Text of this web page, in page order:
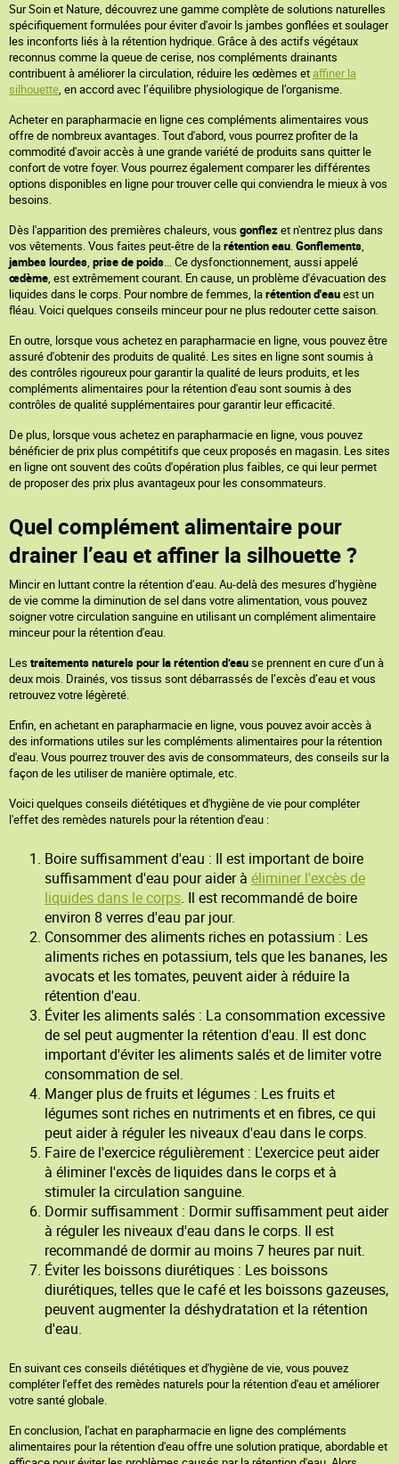
Sur Soin et Nature, découvrez une gamme complète de solutions naturelles
spécifiquement formulées pour éviter d'avoir ls jambes gonflées et soulager
les inconforts liés à la rétention hydrique. Grâce à des actifs végétaux
reconnus comme la queue de cerise, nos compléments drainants
contribuent à améliorer la circulation, réduire les œdèmes etaffiner la
silhouette, en accord avec l’équilibre physiologique de l’organisme.
Acheter en parapharmacie en ligne ces compléments alimentaires vous
offre de nombreux avantages. Tout d'abord, vous pourrez profiter de la
commodité d'avoir accès à une grande variété de produits sans quitter le
confort de votre foyer. Vous pourrez également comparer les différentes
options disponibles en ligne pour trouver celle qui conviendra le mieux à vos
besoins.
Dès l'apparition des premières chaleurs, vous gonflezet n'entrez plus dans
vos vêtements. Vous faites peut-être de larétention eau.Gonflements,
jambes lourdes, prise de poids... Ce dysfonctionnement, aussi appelé
œdème, est extrêmement courant. En cause, un problème d'évacuation des
liquides dans le corps. Pour nombre de femmes, larétention d'eauest un
fléau. Voici quelques conseils minceur pour ne plus redouter cette saison.
En outre, lorsque vous achetez en parapharmacie en ligne, vous pouvez être
assuré d'obtenir des produits de qualité. Les sites en ligne sont soumis à
des contrôles rigoureux pour garantir la qualité de leurs produits, et les
compléments alimentaires pour la rétention d'eau sont soumis à des
contrôles de qualité supplémentaires pour garantir leur efficacité.
De plus, lorsque vous achetez en parapharmacie en ligne, vous pouvez
bénéficier de prix plus compétitifs que ceux proposés en magasin. Les sites
en ligne ont souvent des coûts d'opération plus faibles, ce qui leur permet
de proposer des prix plus avantageux pour les consommateurs.
Quel complément alimentaire pour
drainer l’eau et affiner la silhouette ?
Mincir en luttant contre la rétention d’eau. Au-delà des mesures d’hygiène
de vie comme la diminution de sel dans votre alimentation, vous pouvez
soigner votre circulation sanguine en utilisant un complément alimentaire
minceur pour la rétention d'eau.
Les traitements naturels pour la rétention d’eause prennent en cure d’un à
deux mois. Drainés, vos tissus sont débarrassés de l’excès d’eau et vous
retrouvez votre légèreté.
Enfin, en achetant en parapharmacie en ligne, vous pouvez avoir accès à
des informations utiles sur les compléments alimentaires pour la rétention
d'eau. Vous pourrez trouver des avis de consommateurs, des conseils sur la
façon de les utiliser de manière optimale, etc.
Voici quelques conseils diététiques et d'hygiène de vie pour compléter
l'effet des remèdes naturels pour la rétention d'eau :
Boire suffisamment d'eau : Il est important de boire
suffisamment d'eau pour aider à éliminer l'excès de
liquides dans le corps. Il est recommandé de boire
environ 8 verres d'eau par jour.
Consommer des aliments riches en potassium : Les
aliments riches en potassium, tels que les bananes, les
avocats et les tomates, peuvent aider à réduire la
rétention d'eau.
Éviter les aliments salés : La consommation excessive
de sel peut augmenter la rétention d'eau. Il est donc
important d'éviter les aliments salés et de limiter votre
consommation de sel.
Manger plus de fruits et légumes : Les fruits et
légumes sont riches en nutriments et en fibres, ce qui
peut aider à réguler les niveaux d'eau dans le corps.
Faire de l'exercice régulièrement : L'exercice peut aider
à éliminer l'excès de liquides dans le corps et à
stimuler la circulation sanguine.
Dormir suffisamment : Dormir suffisamment peut aider
à réguler les niveaux d'eau dans le corps. Il est
recommandé de dormir au moins 7 heures par nuit.
Éviter les boissons diurétiques : Les boissons
diurétiques, telles que le café et les boissons gazeuses,
peuvent augmenter la déshydratation et la rétention
d'eau.
En suivant ces conseils diététiques et d'hygiène de vie, vous pouvez
compléter l'effet des remèdes naturels pour la rétention d'eau et améliorer
votre santé globale.
En conclusion, l'achat en parapharmacie en ligne des compléments
alimentaires pour la rétention d'eau offre une solution pratique, abordable et